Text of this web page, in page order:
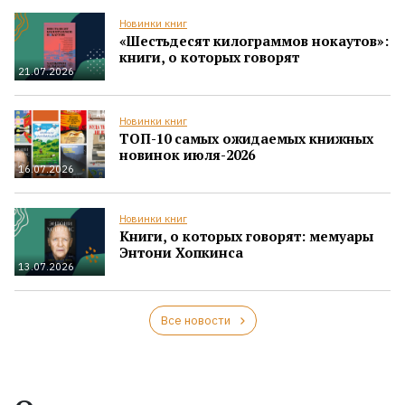
21.07.2026
Новинки книг
«Шестьдесят килограммов нокаутов»:
книги, о которых говорят
16.07.2026
Новинки книг
ТОП-10 самых ожидаемых книжных
новинок июля-2026
13.07.2026
Новинки книг
Книги, о которых говорят: мемуары
Энтони Хопкинса
Все новости